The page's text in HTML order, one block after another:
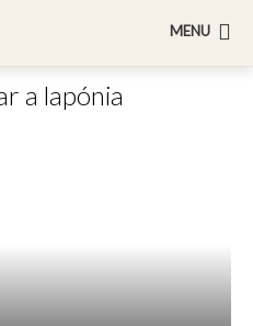
MENU
a lapónia